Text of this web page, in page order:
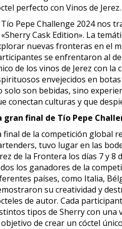
perfecto con Vinos de Jerez.
Tío Pepe Challenge 2024 nos
Cask Edition». La
nuevas fronteras en el
se enfrentaron al
de los vinos de Jerez con la
envejecidos en
solo son bebidas, sino
conectan culturas y que
gran final de Tío Pepe
final de la competición global
tuvo lugar en las
de la Frontera los días 7 y 8
los ganadores de la
países, como Italia,
su creatividad y
de autor. Cada
tipos de Sherry con una
de crear un cóctel